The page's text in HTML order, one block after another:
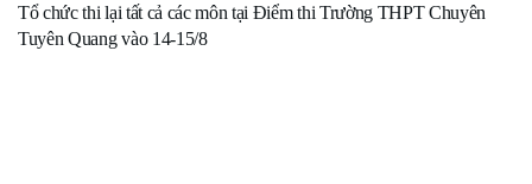
Tổ chức thi lại tất cả các môn tại Điểm thi Trường THPT Chuyên
Tuyên Quang vào 14-15/8